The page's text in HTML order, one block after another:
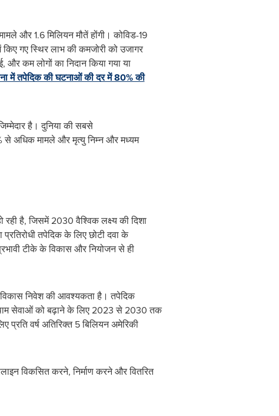
और 1.6 मिलियन मौतें होंगी। कोविड-19
गए स्थिर लाभ की कमजोरी को उजागर
और कम लोगों का निदान किया गया या
में तपेदिक की घटनाओं की दर में 80% की
है। दुनिया की सबसे
से अधिक मामले और मृत्यु निम्न और मध्यम
है, जिसमें 2030 वैश्विक लक्ष्य की दिशा
तपेदिक के लिए छोटी दवा के
टीके के विकास और नियोजन से ही
विकास निवेश की आवश्यकता है। तपेदिक
सेवाओं को बढ़ाने के लिए 2023 से 2030 तक
वर्ष अतिरिक्त 5 बिलियन अमेरिकी
विकसित करने, निर्माण करने और वितरित